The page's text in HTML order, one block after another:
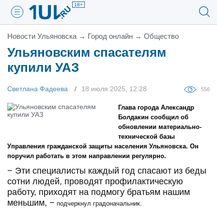
18+
Новости Ульяновска → Город онлайн → Общество
Ульяновским спасателям
купили УАЗ
Светлана Фадеева 18 июля 2025, 12:28 556
Глава города Александр
Болдакин сообщил об
обновлении материально-
технической базы
Управления гражданской защиты населения Ульяновска. Он
поручил работать в этом направлении регулярно.
− Эти специалисты каждый год спасают из беды
сотни людей, проводят профилактическую
работу, приходят на подмогу братьям нашим
меньшим, − подчеркнул градоначальник.